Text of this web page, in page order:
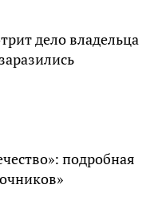
дело владельца
подробная